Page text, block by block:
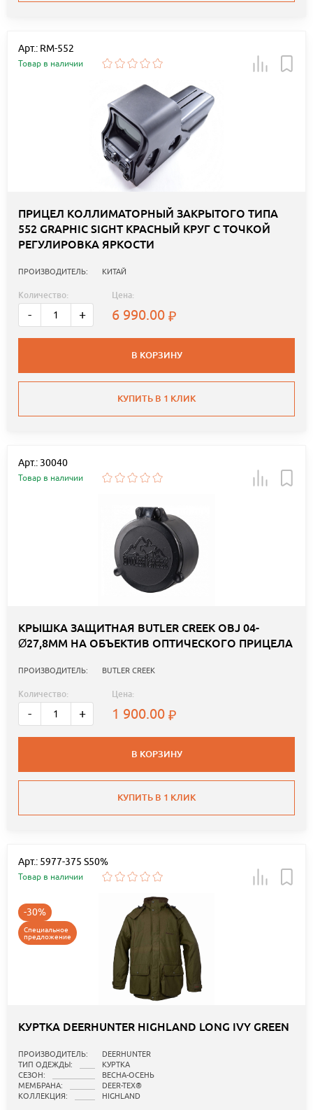
Арт.: RM-552
Товар в наличии
ПРИЦЕЛ КОЛЛИМАТОРНЫЙ ЗАКРЫТОГО ТИПА
552 GRAPHIC SIGHT КРАСНЫЙ КРУГ С ТОЧКОЙ
РЕГУЛИРОВКА ЯРКОСТИ
ПРОИЗВОДИТЕЛЬ: КИТАЙ
Количество:
- +
Цена:
6 990.00
В КОРЗИНУ
КУПИТЬ В 1 КЛИК
Арт.: 30040
Товар в наличии
КРЫШКА ЗАЩИТНАЯ BUTLER CREEK OBJ 04-
Ø27,8ММ НА ОБЪЕКТИВ ОПТИЧЕСКОГО ПРИЦЕЛА
ПРОИЗВОДИТЕЛЬ: BUTLER CREEK
Количество:
- +
Цена:
1 900.00
В КОРЗИНУ
КУПИТЬ В 1 КЛИК
Арт.: 5977-375 S50%
Товар в наличии
-30%
Специальное
предложение
КУРТКА DEERHUNTER HIGHLAND LONG IVY GREEN
ПРОИЗВОДИТЕЛЬ:
DEERHUNTER
ТИП ОДЕЖДЫ:
КУРТКА
СЕЗОН:
ВЕСНА-ОСЕНЬ
МЕМБРАНА:
DEER-TEX®
КОЛЛЕКЦИЯ:
HIGHLAND